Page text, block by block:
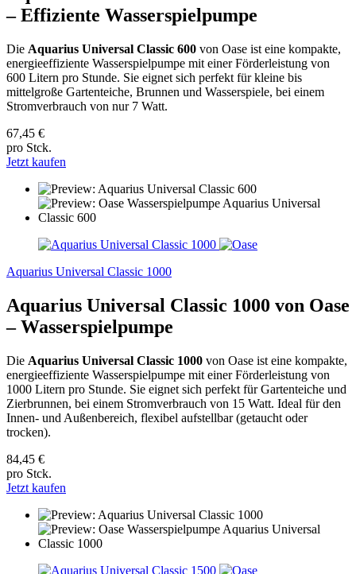
– Effiziente Wasserspielpumpe
Die Aquarius Universal Classic 600 von Oase ist eine kompakte,
energieeffiziente Wasserspielpumpe mit einer Förderleistung von
600 Litern pro Stunde. Sie eignet sich perfekt für kleine bis
mittelgroße Gartenteiche, Brunnen und Wasserspiele, bei einem
Stromverbrauch von nur 7 Watt.
67,45 €
pro Stck.
Jetzt kaufen
Aquarius Universal Classic 1000
Aquarius Universal Classic 1000 von Oase
– Wasserspielpumpe
Die Aquarius Universal Classic 1000 von Oase ist eine kompakte,
energieeffiziente Wasserspielpumpe mit einer Förderleistung von
1000 Litern pro Stunde. Sie eignet sich perfekt für Gartenteiche und
Zierbrunnen, bei einem Stromverbrauch von 15 Watt. Ideal für den
Innen- und Außenbereich, flexibel aufstellbar (getaucht oder
trocken).
84,45 €
pro Stck.
Jetzt kaufen